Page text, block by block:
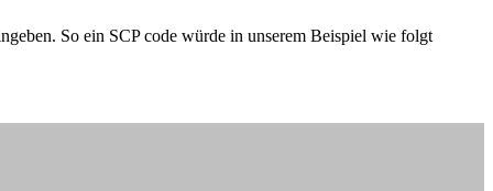
So ein SCP code würde in unserem Beispiel wie folgt